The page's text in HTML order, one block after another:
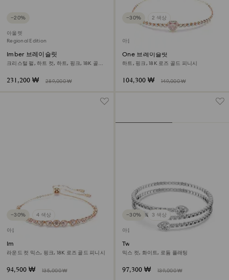
−20%
아울렛
Regional Edition
Imber 브레이슬릿
크리스털 펄, 하트 컷, 하트, 핑크, 18K 골드
231,200 ₩ 289,000 ₩
−30% 2 색상
아울렛
One 브레이슬릿
하트, 핑크, 18K 로즈 골드 피니시
104,300 ₩ 149,000 ₩
−30% 4 색상
아울렛
Imber Emily 브레이슬릿
라운드 컷 믹스, 핑크, 18K 로즈 골드 피니시
94,500 ₩ 135,000 ₩
−30% 3 색상
아울렛
Twisty 커프
믹스 컷, 화이트, 로듐 플래팅
97,300 ₩ 139,000 ₩